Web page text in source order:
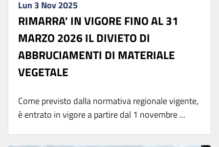
Lun 3 Nov 2025
RIMARRA' IN VIGORE FINO AL 31
MARZO 2026 IL DIVIETO DI
ABBRUCIAMENTI DI MATERIALE
VEGETALE
Come previsto dalla normativa regionale vigente,
è entrato in vigore a partire dal 1 novembre ...